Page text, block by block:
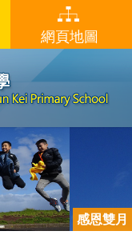
網頁地圖
感恩雙月